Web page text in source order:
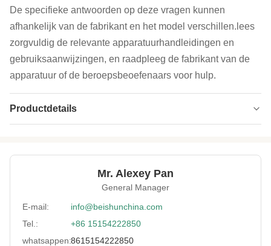
De specifieke antwoorden op deze vragen kunnen
afhankelijk van de fabrikant en het model verschillen.lees
zorgvuldig de relevante apparatuurhandleidingen en
gebruiksaanwijzingen, en raadpleeg de fabrikant van de
apparatuur of de beroepsbeoefenaars voor hulp.
Productdetails
grondstoffen
Mr. Alexey Pan
General Manager
E-mail:
info@beishunchina.com
Tel.:
+86 15154222850
whatsappen:8615154222850